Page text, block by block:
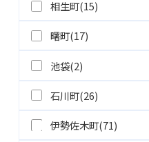
相生町(15)
曙町(17)
池袋(2)
石川町(26)
伊勢佐木町(71)